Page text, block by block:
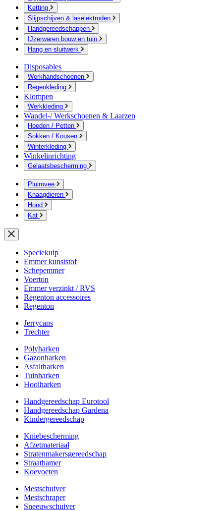
Ketting
Slijpschijven & laselektroden
Handgereedschappen
IJzerwaren bouw en tuin
Hang en sluitwerk
Disposables
Werkhandschoenen
Regenkleding
Klompen
Werkkleding
Wandel-/ Werkschoenen & Laarzen
Hoeden / Petten
Sokken / Kousen
Winterkleding
Winkelinrichting
Gelaatsbescherming
Pluimvee
Knaagdieren
Hond
Kat
Speciekuip
Emmer kunststof
Schepemmer
Voerton
Emmer verzinkt / RVS
Regenton accessoires
Regenton
Jerrycans
Trechter
Polyharken
Gazonharken
Asfaltharken
Tuinharken
Hooiharken
Handgereedschap Eurotool
Handgereedschap Gardena
Kindergereedschap
Kniebescherming
Afzetmateriaal
Stratenmakersgereedschap
Straathamer
Koevoeten
Mestschuiver
Mestschraper
Sneeuwschuiver